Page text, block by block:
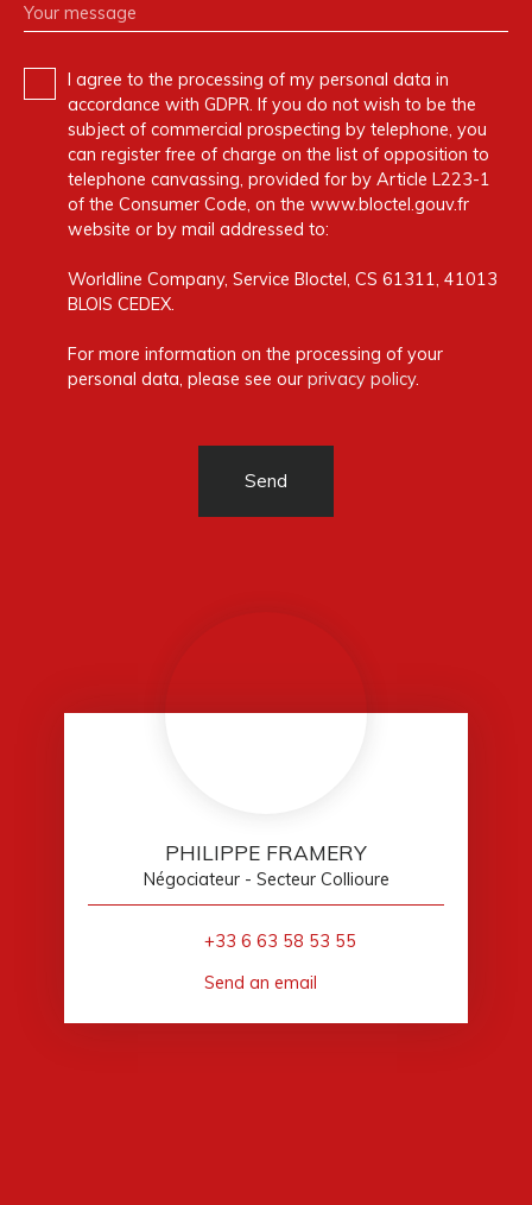
Your message
I agree to the processing of my personal data in
accordance with GDPR. If you do not wish to be the
subject of commercial prospecting by telephone, you
can register free of charge on the list of opposition to
telephone canvassing, provided for by Article L223-1
of the Consumer Code, on the www.bloctel.gouv.fr
website or by mail addressed to:
Worldline Company, Service Bloctel, CS 61311, 41013
BLOIS CEDEX.
For more information on the processing of your
personal data, please see our privacy policy.
Send
PHILIPPE FRAMERY
Négociateur - Secteur Collioure
+33 6 63 58 53 55
Send an email